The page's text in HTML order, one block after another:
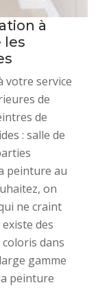
à
les
votre service
de
de
: salle de
peinture au
on
ne craint
des
dans
gamme
peinture